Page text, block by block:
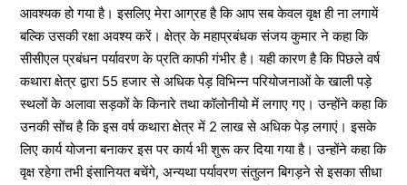
आवश्यक हो गया है। इसलिए मेरा आग्रह है कि आप सब केवल वृक्ष ही ना लगायें
बल्कि उसकी रक्षा अवश्य करें। क्षेत्र के महाप्रबंधक संजय कुमार ने कहा कि
सीसीएल प्रबंधन पर्यावरण के प्रति काफी गंभीर है। यही कारण है कि पिछले वर्ष
कथारा क्षेत्र द्वारा 55 हजार से अधिक पेड़ विभिन्न परियोजनाओं के खाली पड़े
स्थलों के अलावा सड़कों के किनारे तथा कॉलोनीयो में लगाए गए। उन्होंने कहा कि
उनकी सोंच है कि इस वर्ष कथारा क्षेत्र में 2 लाख से अधिक पेड़ लगाएं। इसके
लिए कार्य योजना बनाकर इस पर कार्य भी शुरू कर दिया गया है। उन्होंने कहा कि
वृक्ष रहेगा तभी इंसानियत बचेंगे, अन्यथा पर्यावरण संतुलन बिगड़ने से इसका सीधा